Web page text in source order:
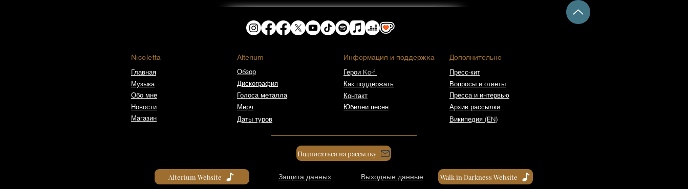
Nicoletta ​Alterium Информация и поддержка
Дополнительно
Главная
Обзор Герои Ko-fi
Пресс-кит
Музыка
Дискография Как поддержать
Вопросы и ответы
Обо мне
Голоса металла Контакт
Пресса и интервью
Новости
Мерч Юбилеи песен
Архив рассылки
Магазин
Даты туров Википедия (EN)
Подписаться на рассылку
Alterium Website Защита данных Выходные данные Walk in Darkness Website